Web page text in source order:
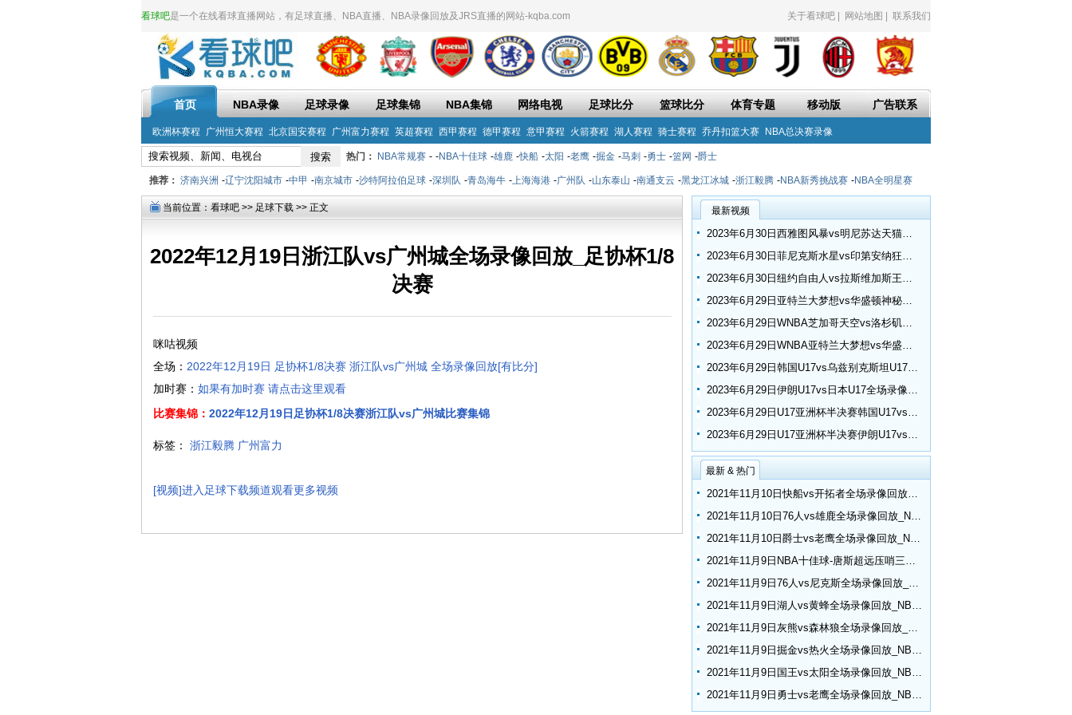
看球吧是一个在线看球直播网站，有足球直播、NBA直播、NBA录像回放及JRS直播的网站-kqba.com 关于看球吧 网站地图 联系我们
首页 NBA录像 足球录像 足球集锦 NBA集锦 网络电视 足球比分 篮球比分 体育专题 移动版 广告联系
欧洲杯赛程 广州恒大赛程 北京国安赛程 广州富力赛程 英超赛程 西甲赛程 德甲赛程 意甲赛程 火箭赛程 湖人赛程 骑士赛程 乔丹扣篮大赛 NBA总决赛录像
热门： NBA常规赛 - -NBA十佳球 -雄鹿 -快船 -太阳 -老鹰 -掘金 -马刺 -勇士 -篮网 -爵士
推荐： 济南兴洲 -辽宁沈阳城市 -中甲 -南京城市 -沙特阿拉伯足球 -深圳队 -青岛海牛 -上海海港 -广州队 -山东泰山 -南通支云 -黑龙江冰城 -浙江毅腾 -NBA新秀挑战赛 -NBA全明星赛
当前位置： 看球吧 >> 足球下载 >> 正文
2022年12月19日浙江队vs广州城全场录像回放_足协杯1/8
决赛
咪咕视频
全场： 2022年12月19日 足协杯1/8决赛 浙江队vs广州城 全场录像回放[有比分]
加时赛： 如果有加时赛 请点击这里观看
比赛集锦： 2022年12月19日足协杯1/8决赛浙江队vs广州城比赛集锦
标签： 浙江毅腾 广州富力
[视频]进入足球下载频道观看更多视频
最新视频
2023年6月30日西雅图风暴vs明尼苏达天猫全场录像回放_WNBA常规赛
2023年6月30日菲尼克斯水星vs印第安纳狂热全场录像回放_WNBA常规赛
2023年6月30日纽约自由人vs拉斯维加斯王牌全场录像回放_WNBA常规赛
2023年6月29日亚特兰大梦想vs华盛顿神秘人全场录像回放_WNBA常规赛
2023年6月29日WNBA芝加哥天空vs洛杉矶火花视频集锦
2023年6月29日WNBA亚特兰大梦想vs华盛顿神秘人视频集锦
2023年6月29日韩国U17vs乌兹别克斯坦U17全场录像回放_U17亚洲杯半决赛
2023年6月29日伊朗U17vs日本U17全场录像回放_U17亚洲杯半决赛
2023年6月29日U17亚洲杯半决赛韩国U17vs乌兹别克斯坦U17比赛集锦
2023年6月29日U17亚洲杯半决赛伊朗U17vs日本U17比赛集锦
最新 & 热门
2021年11月10日快船vs开拓者全场录像回放_NBA常规赛
2021年11月10日76人vs雄鹿全场录像回放_NBA常规赛
2021年11月10日爵士vs老鹰全场录像回放_NBA常规赛
2021年11月9日NBA十佳球-唐斯超远压哨三分 小乔丹空接隔扣
2021年11月9日76人vs尼克斯全场录像回放_NBA常规赛
2021年11月9日湖人vs黄蜂全场录像回放_NBA常规赛
2021年11月9日灰熊vs森林狼全场录像回放_NBA常规赛
2021年11月9日掘金vs热火全场录像回放_NBA常规赛
2021年11月9日国王vs太阳全场录像回放_NBA常规赛
2021年11月9日勇士vs老鹰全场录像回放_NBA常规赛